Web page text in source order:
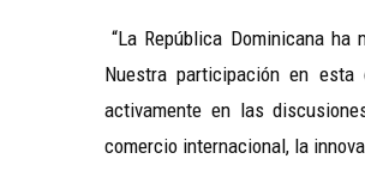
“La República Dominicana
Nuestra participación en esta
activamente en las
comercio internacional, la